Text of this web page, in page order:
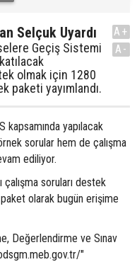
Selçuk Uyardı
Geçiş Sistemi
olmak için 1280
paketi yayımlandı.
A+
A-
kapsamında yapılacak
sorular hem de çalışma
ediliyor.
soruları destek
olarak bugün erişime
Değerlendirme ve Sınav
"